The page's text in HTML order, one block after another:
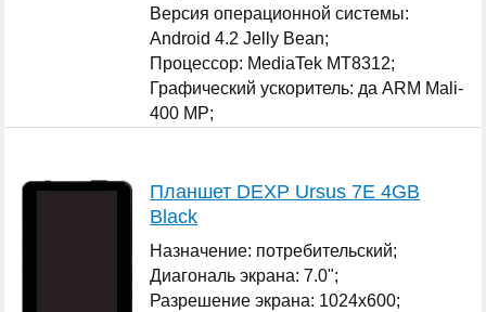
Версия операционной системы:
Android 4.2 Jelly Bean;
Процессор: MediaTek MT8312;
Графический ускоритель: да ARM Mali-
400 MP;
Планшет DEXP Ursus 7E 4GB
Black
Назначение: потребительский;
Диагональ экрана: 7.0";
Разрешение экрана: 1024x600;